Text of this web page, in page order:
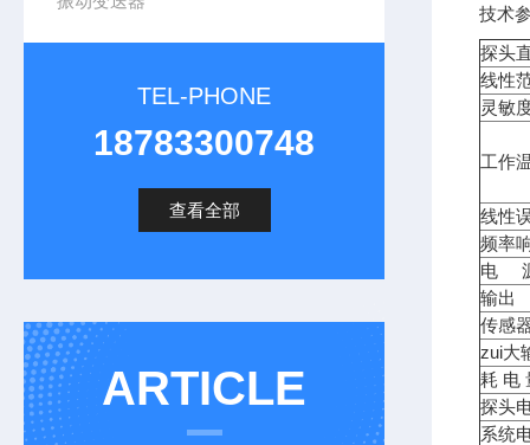
TEL-PHONE
18783300748
查看全部
ARTICLE
技术
探头
线性
灵敏
工作
线性
频率
电
输出
传感
zui大
耗 电
探头
系统